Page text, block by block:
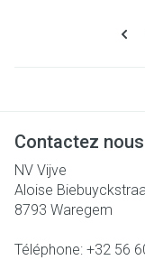
Contactez nous
NV Vijve
Aloise
8793 Waregem
Téléphone: +32 56